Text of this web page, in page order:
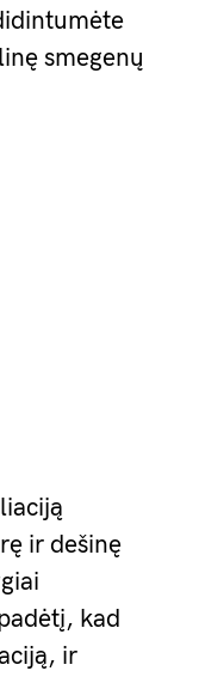
smegenų
ir dešinę
kad
ir